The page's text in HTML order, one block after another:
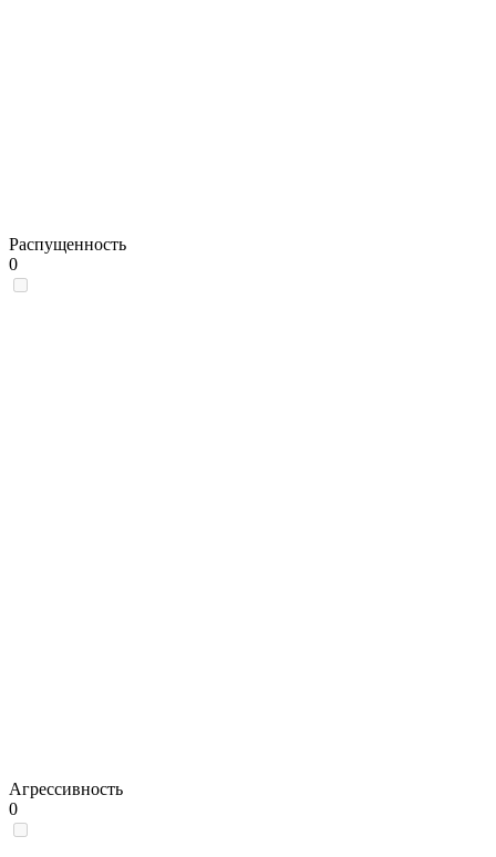
Распущенность
0
Агрессивность
0